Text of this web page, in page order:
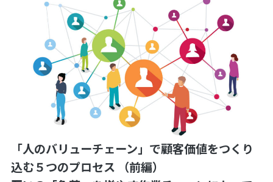
「人のバリューチェーン」で顧客価値をつくり
込む５つのプロセス （前編）